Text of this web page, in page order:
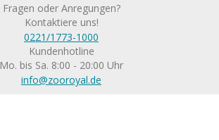
Fragen oder Anregungen?
Kontaktiere uns!
0221/1773-1000
Kundenhotline
Mo. bis Sa. 8:00 - 20:00 Uhr
info@zooroyal.de